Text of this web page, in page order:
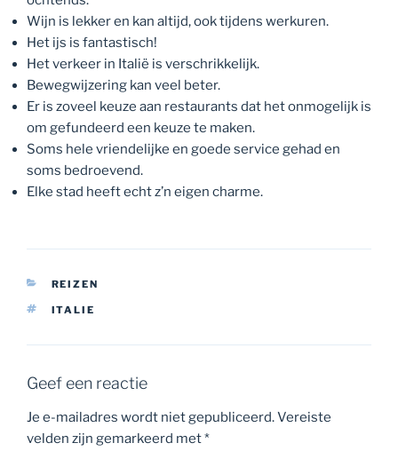
Wijn is lekker en kan altijd, ook tijdens werkuren.
Het ijs is fantastisch!
Het verkeer in Italië is verschrikkelijk.
Bewegwijzering kan veel beter.
Er is zoveel keuze aan restaurants dat het onmogelijk is
om gefundeerd een keuze te maken.
Soms hele vriendelijke en goede service gehad en
soms bedroevend.
Elke stad heeft echt z’n eigen charme.
CATEGORIEËN
REIZEN
TAGS
ITALIE
Geef een reactie
Je e-mailadres wordt niet gepubliceerd.Vereiste
velden zijn gemarkeerd met*